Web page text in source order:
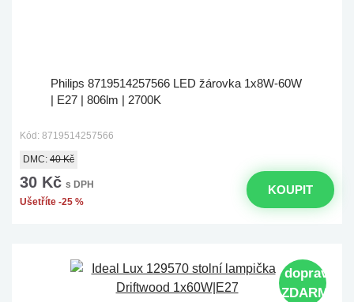
Philips 8719514257566 LED žárovka 1x8W-60W
| E27 | 806lm | 2700K
Kód: 8719514257566
DMC: 40 Kč
30 Kč s DPH
Ušetříte -25 %
KOUPIT
doprava
ZDARMA